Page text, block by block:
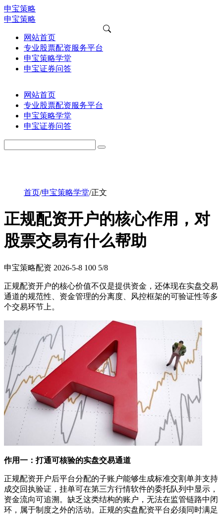
申宝策略
申宝策略
网站首页
专业股票配资服务平台
申宝策略学堂
申宝证券问答
网站首页
专业股票配资服务平台
申宝策略学堂
申宝证券问答
首页/申宝策略学堂/正文
正规配资开户的核心作用，对
股票交易有什么帮助
申宝策略配资 2026-5-8 100 5/8
正规配资开户的核心价值不仅是提供资金，还体现在实盘交易
通道的规范性、资金管理的分离度、风控框架的可验证性等多
个交易环节上。
作用一：打通可核验的实盘交易通道
正规配资开户后平台分配的子账户能够生成标准交割单并支持
成交回执验证，挂单可在第三方行情软件的委托队列中显示，
资金流向可追溯。缺乏这类结构的账户，无法在监管链路中闭
环，属于制度之外的活动。正规的实盘配资平台必须同时满足